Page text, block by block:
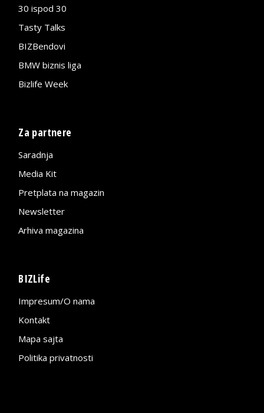
30 ispod 30
Tasty Talks
BIZBendovi
BMW biznis liga
Bizlife Week
Za partnere
Saradnja
Media Kit
Pretplata na magazin
Newsletter
Arhiva magazina
BIZLife
Impresum/O nama
Kontakt
Mapa sajta
Politika privatnosti